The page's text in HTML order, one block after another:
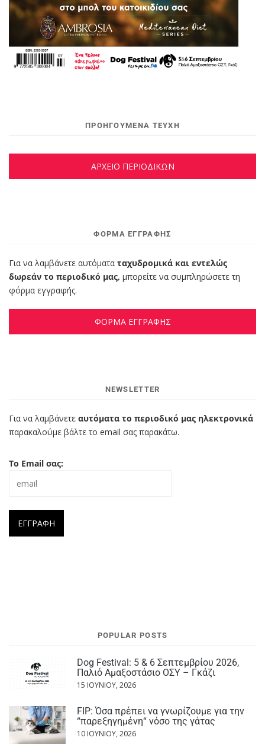
ΠΡΟΗΓΟΥΜΕΝΑ ΤΕΥΧΗ
ΑΡΧΕΙΟ ΠΕΡΙΟΔΙΚΩΝ
ΦΌΡΜΑ ΕΓΓΡΑΦΉΣ
Για να λαμβάνετε αυτόματα ταχυδρομικά και εντελώς
δωρεάν το περιοδικό μας, μπορείτε να συμπληρώσετε τη
φόρμα εγγραφής.
ΦΟΡΜΑ ΕΓΓΡΑΦΗΣ
NEWSLETTER
Για να λαμβάνετε αυτόματα το περιοδικό μας ηλεκτρονικά
παρακαλούμε βάλτε το email σας παρακάτω.
Το Email σας:
POPULAR POSTS
Dog Festival: 5 & 6 Σεπτεμβρίου 2026,
Παλιό Αμαξοστάσιο ΟΣΥ – Γκάζι
15 ΙΟΥΝΊΟΥ, 2026
FIP: Όσα πρέπει να γνωρίζουμε για την
“παρεξηγημένη“ νόσο της γάτας
10 ΙΟΥΝΊΟΥ, 2026